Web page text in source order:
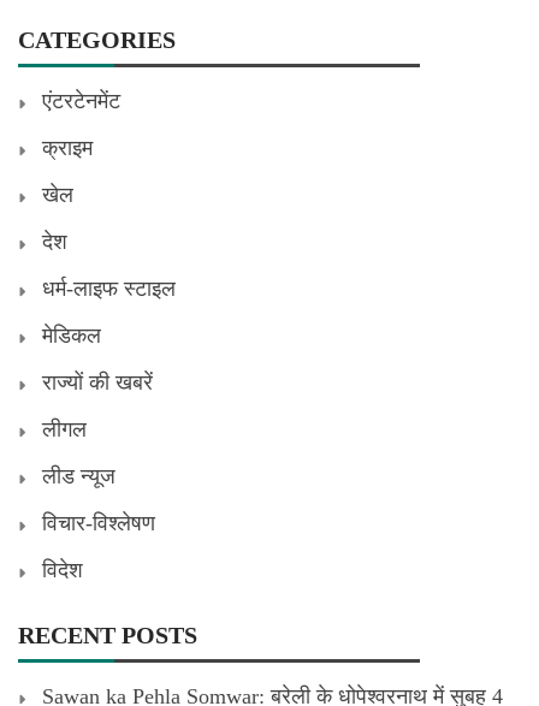
CATEGORIES
एंटरटेनमेंट
क्राइम
खेल
देश
धर्म-लाइफ स्टाइल
मेडिकल
राज्यों की खबरें
लीगल
लीड न्यूज
विचार-विश्लेषण
विदेश
RECENT POSTS
Sawan ka Pehla Somwar: बरेली के धोपेश्वरनाथ में सुबह 4